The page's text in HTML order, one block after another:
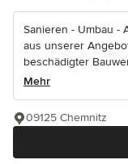
Sanieren - Umbau -
aus unserer
beschädigter
Mehr
09125 Chemnitz